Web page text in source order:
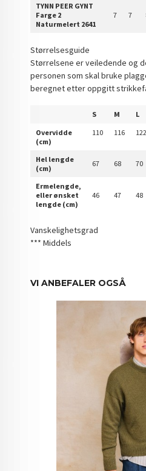
TYNN PEER GYNT
Farge 2
Naturmelert 2641
7 7
Størrelsesguide
Størrelsene er veiledende og
personen som skal bruke
beregnet etter oppgitt
S M L
Overvidde
(cm)
110 116 122
Hel lengde
(cm)
67 68 70
Ermelengde,
eller ønsket
lengde (cm)
46 47 48
Vanskelighetsgrad
*** Middels
VI ANBEFALER OGSÅ